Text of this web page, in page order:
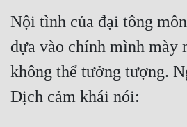
Điền Văn
Đô Thị
Đông Phương
Đông Phương Huyền Huyễn
Nội tình của đại tông
dựa vào chính mình mày
không thể tưởng tượng.
Dịch cảm khái nói: